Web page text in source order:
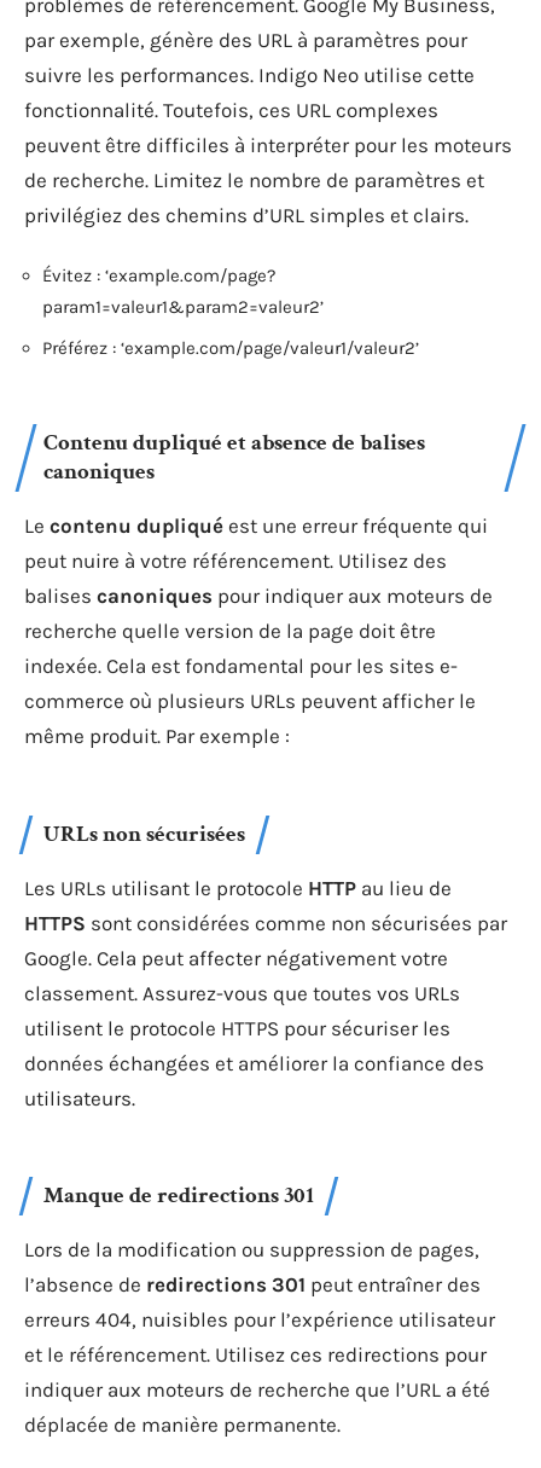
par exemple, génère des URL à paramètres pour
suivre les performances. Indigo Neo utilise cette
fonctionnalité. Toutefois, ces URL complexes
peuvent être difficiles à interpréter pour les moteurs
de recherche. Limitez le nombre de paramètres et
privilégiez des chemins d’URL simples et clairs.
Évitez : ‘example.com/page?
param1=valeur1&param2=valeur2’
Préférez : ‘example.com/page/valeur1/valeur2’
Contenu dupliqué et absence de balises
canoniques
Le contenu dupliqué est une erreur fréquente qui
peut nuire à votre référencement. Utilisez des
balises canoniques pour indiquer aux moteurs de
recherche quelle version de la page doit être
indexée. Cela est fondamental pour les sites e-
commerce où plusieurs URLs peuvent afficher le
même produit. Par exemple :
URLs non sécurisées
Les URLs utilisant le protocole HTTP au lieu de
HTTPS sont considérées comme non sécurisées par
Google. Cela peut affecter négativement votre
classement. Assurez-vous que toutes vos URLs
utilisent le protocole HTTPS pour sécuriser les
données échangées et améliorer la confiance des
utilisateurs.
Manque de redirections 301
Lors de la modification ou suppression de pages,
l’absence de redirections 301 peut entraîner des
erreurs 404, nuisibles pour l’expérience utilisateur
et le référencement. Utilisez ces redirections pour
indiquer aux moteurs de recherche que l’URL a été
déplacée de manière permanente.